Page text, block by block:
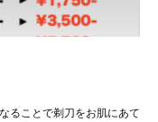
ることで剃刀をお肌にあて